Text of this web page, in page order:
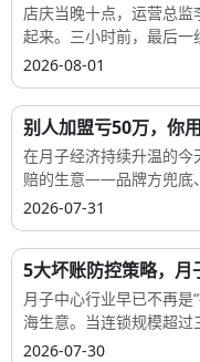
店庆当晚十点，运营总
起来。三小时前，最后一
2026-08-01
别人加盟亏50万，你
在月子经济持续升温的
赔的生意——品牌方兜底
2026-07-31
5大坏账防控策略，
月子中心行业早已不再是
海生意。当连锁规模超过
2026-07-30